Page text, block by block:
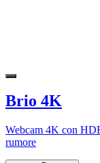
Brio 4K
Webcam 4K con
rumore